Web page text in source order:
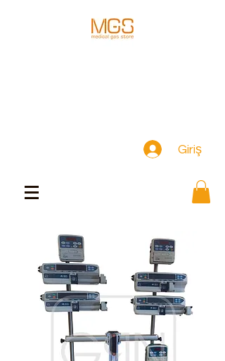
Giriş